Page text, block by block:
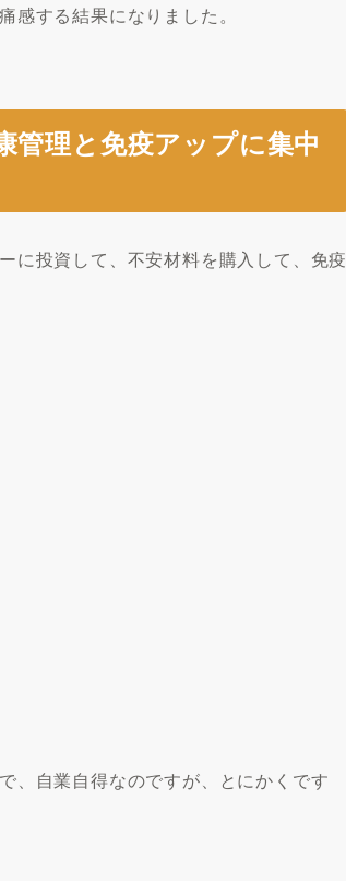
する結果になりました。
管理と免疫アップに集中
に投資して、不安材料を購入して、免疫
、自業自得なのですが、とにかくです